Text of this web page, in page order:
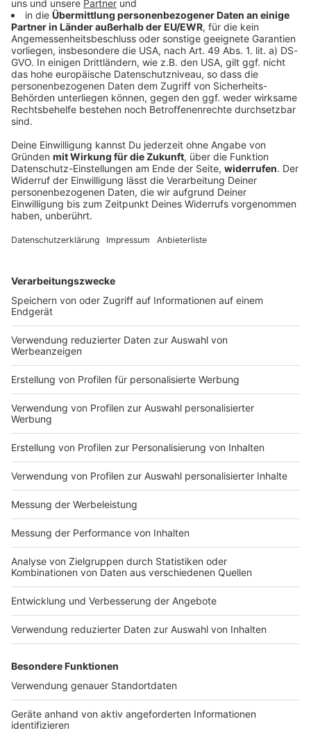
Der Start in die neue Woche wird heiß und gewittrig.
DEINE GEMERKTEN ARTIKEL
Du hast dir noch keine Artikel gemerkt
Markiere sie hierfür mit einem
Impressum
Nutzungsbedingungen
Jobs
Presse
Werben
Archiv
ANTENNE BAYERN GROUP
Stiftung ANTENNE BAYERN
Kontakt
Studio-Hotline
Verkehrs-Hotline
Newsletter